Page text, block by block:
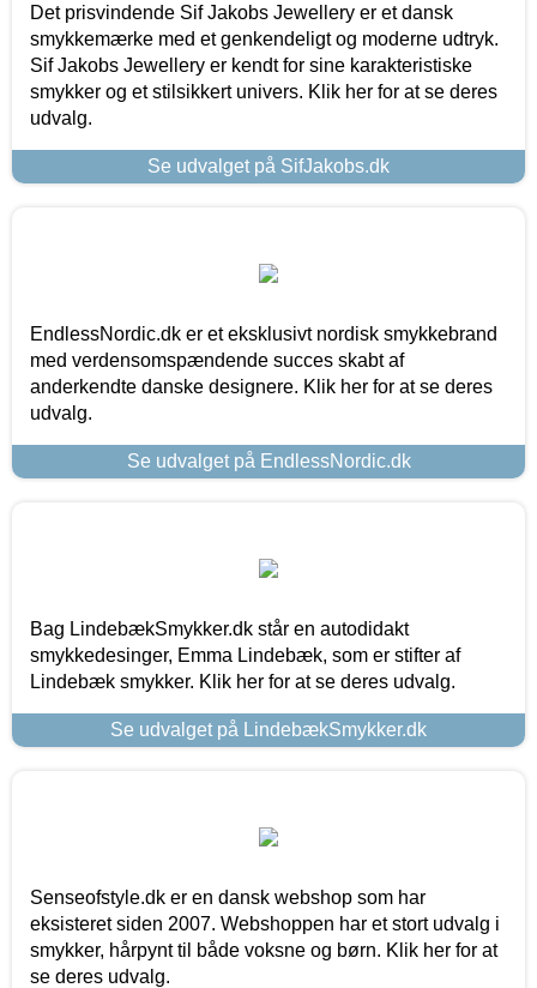
Det prisvindende Sif Jakobs Jewellery er et dansk
smykkemærke med et genkendeligt og moderne udtryk.
Sif Jakobs Jewellery er kendt for sine karakteristiske
smykker og et stilsikkert univers. Klik her for at se deres
udvalg.
Se udvalget på SifJakobs.dk
EndlessNordic.dk er et eksklusivt nordisk smykkebrand
med verdensomspændende succes skabt af
anderkendte danske designere. Klik her for at se deres
udvalg.
Se udvalget på EndlessNordic.dk
Bag LindebækSmykker.dk står en autodidakt
smykkedesinger, Emma Lindebæk, som er stifter af
Lindebæk smykker. Klik her for at se deres udvalg.
Se udvalget på LindebækSmykker.dk
Senseofstyle.dk er en dansk webshop som har
eksisteret siden 2007. Webshoppen har et stort udvalg i
smykker, hårpynt til både voksne og børn. Klik her for at
se deres udvalg.